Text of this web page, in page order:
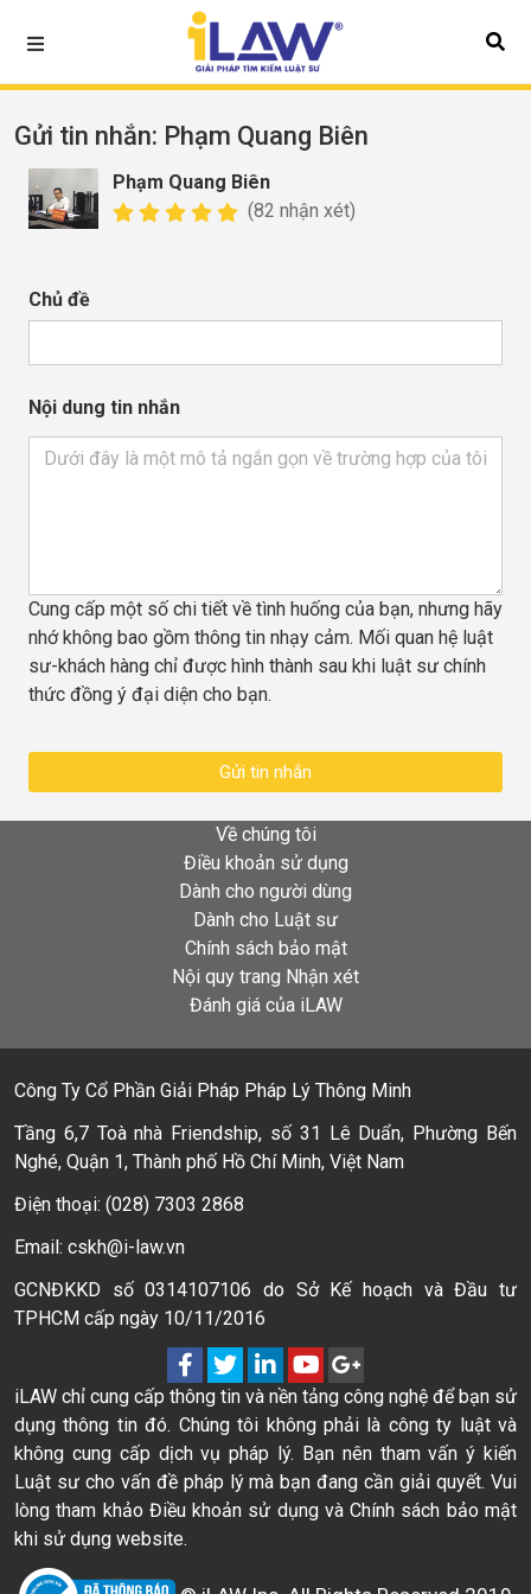
Gửi tin nhắn: Phạm Quang Biên
Phạm Quang Biên
(82 nhận xét)
Chủ đề
Nội dung tin nhắn
Cung cấp một số chi tiết về tình huống của bạn, nhưng hãy
nhớ không bao gồm thông tin nhạy cảm. Mối quan hệ luật
sư-khách hàng chỉ được hình thành sau khi luật sư chính
thức đồng ý đại diện cho bạn.
Gửi tin nhắn
Về chúng tôi
Điều khoản sử dụng
Dành cho người dùng
Dành cho Luật sư
Chính sách bảo mật
Nội quy trang Nhận xét
Đánh giá của iLAW
Công Ty Cổ Phần Giải Pháp Pháp Lý Thông Minh
Tầng 6,7 Toà nhà Friendship, số 31 Lê Duẩn, Phường Bến
Nghé, Quận 1, Thành phố Hồ Chí Minh, Việt Nam
Điện thoại: (028) 7303 2868
Email: cskh@i-law.vn
GCNĐKKD số 0314107106 do Sở Kế hoạch và Đầu tư
TPHCM cấp ngày 10/11/2016
iLAW chỉ cung cấp thông tin và nền tảng công nghệ để bạn sử
dụng thông tin đó. Chúng tôi không phải là công ty luật và
không cung cấp dịch vụ pháp lý. Bạn nên tham vấn ý kiến
Luật sư cho vấn đề pháp lý mà bạn đang cần giải quyết. Vui
lòng tham khảo Điều khoản sử dụng và Chính sách bảo mật
khi sử dụng website.